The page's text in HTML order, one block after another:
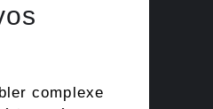
complexe